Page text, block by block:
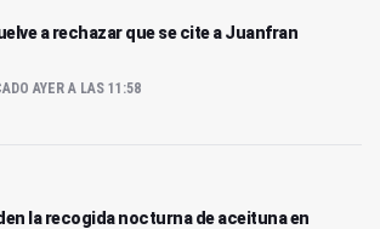
a rechazar que se cite a Juanfran
AYER A LAS 11:58
la recogida nocturna de aceituna en